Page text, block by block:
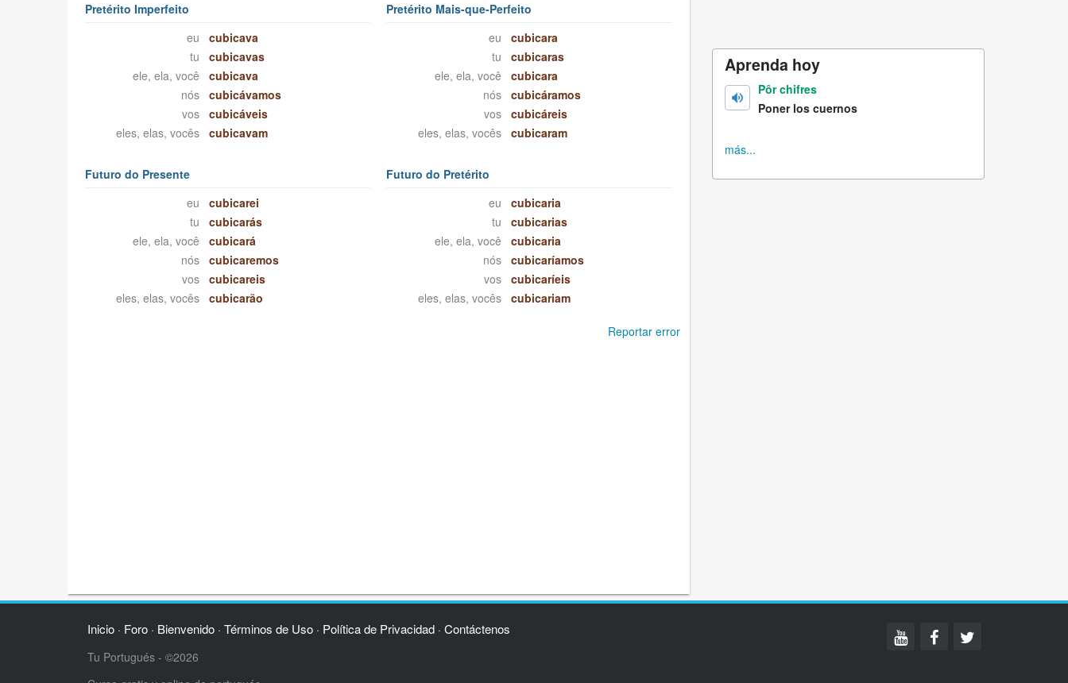
Pretérito Imperfeito
eu
cubicava
tu
cubicavas
ele, ela, você
cubicava
nós
cubicávamos
vos
cubicáveis
eles, elas, vocês
cubicavam
Pretérito Mais-que-Perfeito
eu
cubicara
tu
cubicaras
ele, ela, você
cubicara
nós
cubicáramos
vos
cubicáreis
eles, elas, vocês
cubicaram
Futuro do Presente
eu
cubicarei
tu
cubicarás
ele, ela, você
cubicará
nós
cubicaremos
vos
cubicareis
eles, elas, vocês
cubicarão
Futuro do Pretérito
eu
cubicaria
tu
cubicarias
ele, ela, você
cubicaria
nós
cubicaríamos
vos
cubicaríeis
eles, elas, vocês
cubicariam
Reportar error
Aprenda hoy
Pôr chifres
Poner los cuernos
más...
Inicio· Foro· Bienvenido· Términos de Uso· Política de Privacidad· Contáctenos
Tu Portugués - ©2026